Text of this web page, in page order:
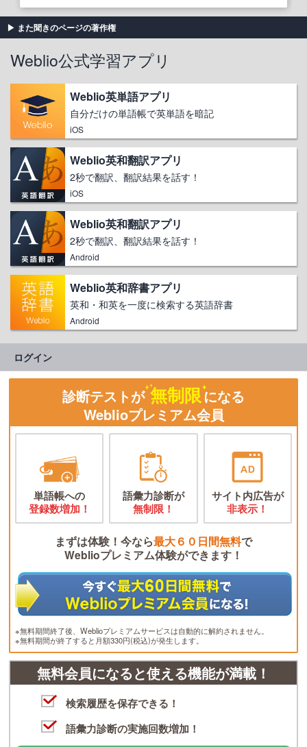
また聞きのページの著作権
Weblio公式学習アプリ
Weblio英単語アプリ
自分だけの単語帳で英単語を暗記
iOS
Weblio英和翻訳アプリ
2秒で翻訳、翻訳結果を話す！
iOS
Weblio英和翻訳アプリ
2秒で翻訳、翻訳結果を話す！
Android
Weblio英和辞書アプリ
英和・和英を一度に検索する英語辞書
Android
ログイン
診断テストが 無制限になる
Weblioプレミアム会員
単語帳への
登録数増加！
語彙力診断が
無制限！
サイト内広告が
非表示！
まずは体験！今なら最大６０日間無料で
Weblioプレミアム体験ができます！
※無料期間終了後、Weblioプレミアムサービスは自動的に解約されません。
※無料期間が終了すると月額330円(税込)が発生します。
無料会員になると使える機能が満載！
検索履歴を保存できる！
語彙力診断の実施回数増加！